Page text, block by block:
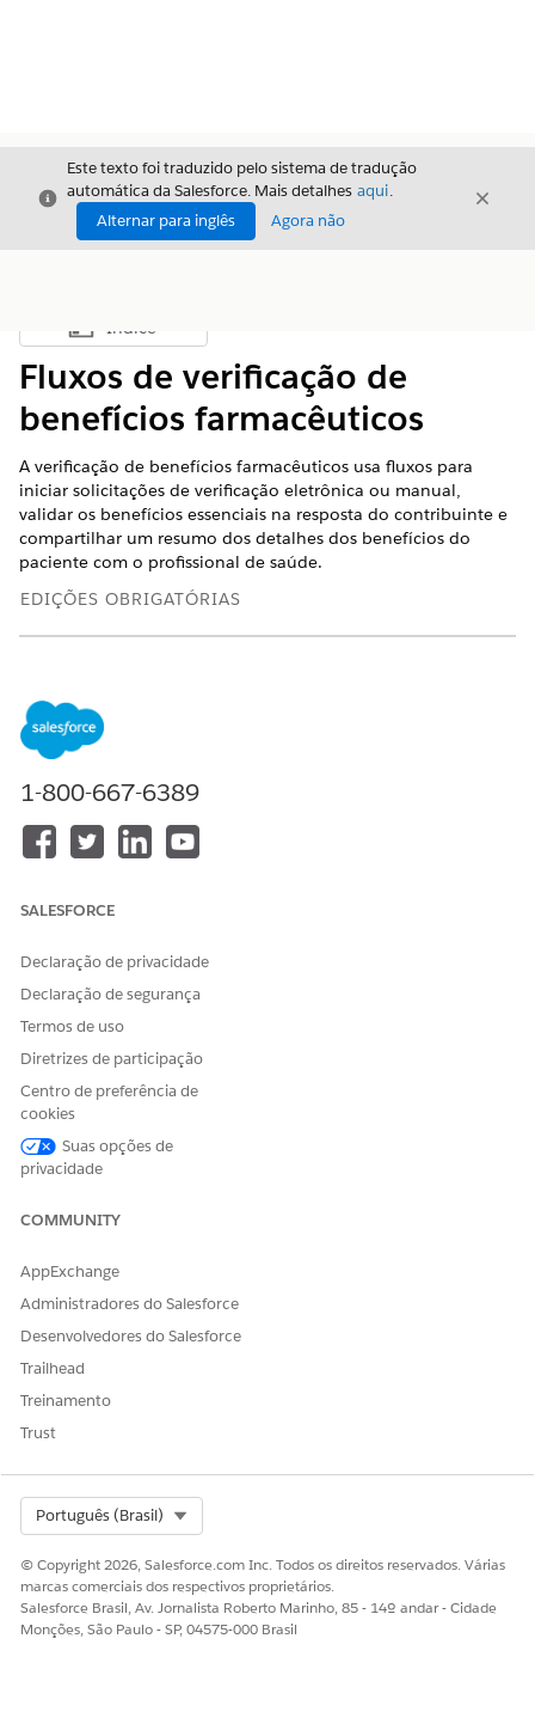
Fechar
Este texto foi traduzido pelo sistema de tradução
automática da Salesforce. Mais detalhes aqui.
Alternar para inglês
Agora não
Fechar
Mostrar índice
Índice
Fluxos de verificação de
benefícios farmacêuticos
A verificação de benefícios farmacêuticos usa fluxos para
iniciar solicitações de verificação eletrônica ou manual,
validar os benefícios essenciais na resposta do contribuinte e
compartilhar um resumo dos detalhes dos benefícios do
paciente com o profissional de saúde.
EDIÇÕES OBRIGATÓRIAS
Disponível em: Edições
licença Health Cloud ou Life Sciences Cloud. Também está
disponível com estas licenças complementares: Agentforce
para Life Sciences Cloud ou Agentforce para Health Cloud,
Flex Credits Metering, Agentforce Employee Agent, Einstein
GPT Platform, Einstein GPT Copilot, Einstein GPT Trust,
Genie Data Platform Starter e Criador de prompts do
Einstein GPT.
farmácia
farmacia usando fluxos predefinidos. Personalize esses
fluxos para executar programas de suporte ao paciente de
acordo com seus requisitos.
Clonar, ativar e configurar fluxos de verificação de
benefício
A Verificação de benefícios farmacêuticos usa vários fluxos
para automatizar suas tarefas. Clone e ative os fluxos
padrão. Para enviar avaliações a pacientes e pagadores,
orquestrador Reverificar benefícios.
ESTE ARTIGO RESOLVEU SEU PROBLEMA?
1-800-667-6389
SALESFORCE
Declaração de privacidade
Declaração de segurança
Termos de uso
Diretrizes de participação
Centro de preferência de
cookies
Suas opções de
privacidade
COMMUNITY
AppExchange
Administradores do Salesforce
Desenvolvedores do Salesforce
Trailhead
Treinamento
Trust
Português (Brasil)
© Copyright 2026, Salesforce.com Inc. Todos os direitos reservados. Várias
marcas comerciais dos respectivos proprietários.
Salesforce Brasil, Av. Jornalista Roberto Marinho, 85 - 14º andar - Cidade
Monções, São Paulo - SP, 04575-000 Brasil